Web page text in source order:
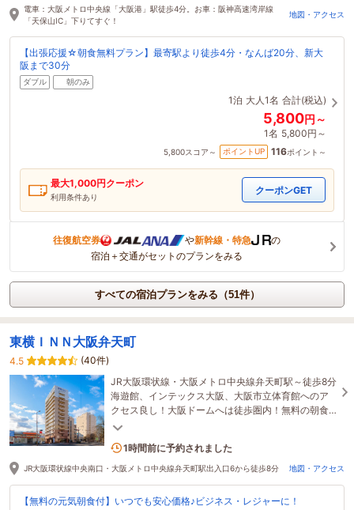
たった今予約されました
電車：大阪メトロ中央線「大阪港」駅徒歩4分。お車：阪神高速湾岸線
「天保山IC」下りてすぐ！
地図・アクセス
【出張応援☆朝食無料プラン】最寄駅より徒歩4分・なんば20分、新大
阪まで30分
ダブル 朝のみ
1泊 大人1名 合計(税込)
5,800円～
1名 5,800円～
5,800スコア～ ポイントUP 116ポイント～
最大1,000円クーポン
利用条件あり
クーポンGET
往復航空券 や新幹線・特急
の
宿泊＋交通がセットのプランをみる
すべての宿泊プランをみる（51件）
東横ＩＮＮ大阪弁天町
4.5
(40件)
JR大阪環状線・大阪メトロ中央線弁天町駅～徒歩8分
海遊館、インテックス大阪、大阪市立体育館へのア
クセス良し！大阪ドームへは徒歩圏内！無料の朝食
もご用意しております！お荷物預かり無料
3名がこの宿を見ています
1時間前に予約されました
JR大阪環状線中央南口・大阪メトロ中央線弁天町駅出入口6から徒歩8分 地図・アクセス
【無料の元気朝食付】いつでも安心価格♪ビジネス・レジャーに！